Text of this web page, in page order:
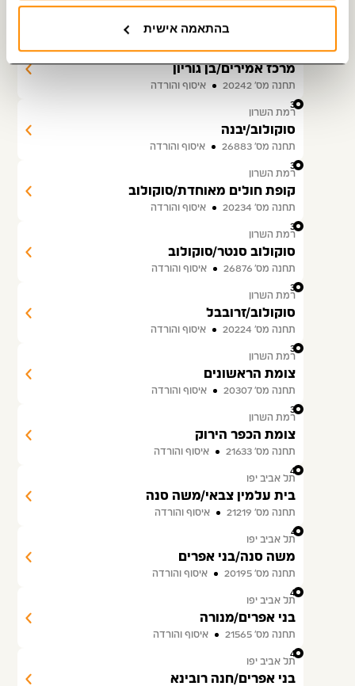
בהתאמה אישית
בן גוריון/ביל''ו
איסוף והורדה
הרצליה
מרכז אמירים/בן גוריון
תחנה מס׳ 20242 איסוף והורדה
34
רמת השרון
סוקולוב/יבנה
תחנה מס׳ 26883 איסוף והורדה
35
רמת השרון
קופת חולים מאוחדת/סוקולוב
תחנה מס׳ 20234 איסוף והורדה
36
רמת השרון
סוקולוב סנטר/סוקולוב
תחנה מס׳ 26876 איסוף והורדה
37
רמת השרון
סוקולוב/זרובבל
תחנה מס׳ 20224 איסוף והורדה
38
רמת השרון
צומת הראשונים
תחנה מס׳ 20307 איסוף והורדה
39
רמת השרון
צומת הכפר הירוק
תחנה מס׳ 21633 איסוף והורדה
40
תל אביב יפו
בית עלמין צבאי/משה סנה
תחנה מס׳ 21219 איסוף והורדה
41
תל אביב יפו
משה סנה/בני אפרים
תחנה מס׳ 20195 איסוף והורדה
42
תל אביב יפו
בני אפרים/מנורה
תחנה מס׳ 21565 איסוף והורדה
43
תל אביב יפו
בני אפרים/חנה רובינא